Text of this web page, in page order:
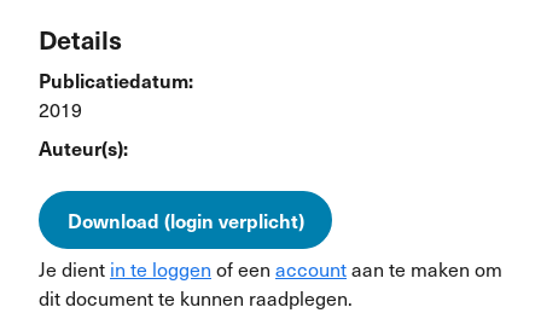
Details
Publicatiedatum:
2019
Auteur(s):
Download (login verplicht)
Je dient in te loggen of een accountaan te maken om
dit document te kunnen raadplegen.